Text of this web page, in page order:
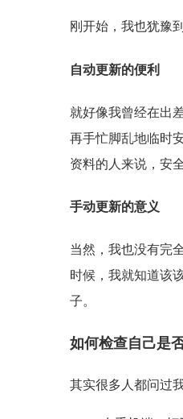
刚开始，我也犹豫
自动更新的便利
就好像我曾经在出
再手忙脚乱地临时
资料的人来说，安
手动更新的意义
当然，我也没有完
时候，我就知道该
子。
如何检查自己是
其实很多人都问过